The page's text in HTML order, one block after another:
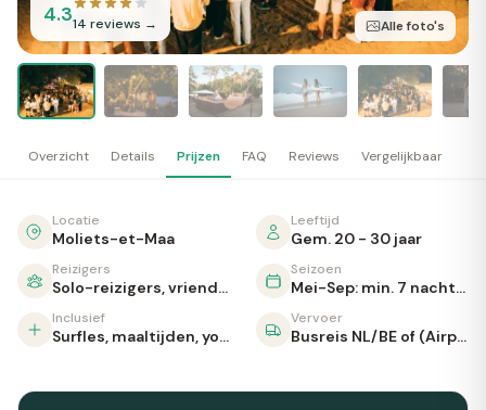
4.314 reviews → Alle foto's
Overzicht Details Prijzen FAQ Reviews Vergelijkbaar
Locatie
Moliets-et-Maa
Leeftijd
Gem. 20 - 30 jaar
Reizigers
Solo-reizigers, vrienden, koppels, gezinnen
Seizoen
Mei-Sep: min. 7 nachten
Inclusief
Surfles, maaltijden, yoga, livemuziek
Vervoer
Busreis NL/BE of (Airport) transfer beschikbaar